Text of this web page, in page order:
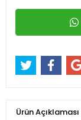
Ürün Açıklaması